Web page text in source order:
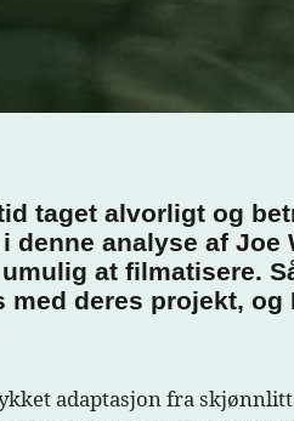
taget alvorligt og
denne analyse af
at filmatisere.
deres projekt,
adaptasjon fra